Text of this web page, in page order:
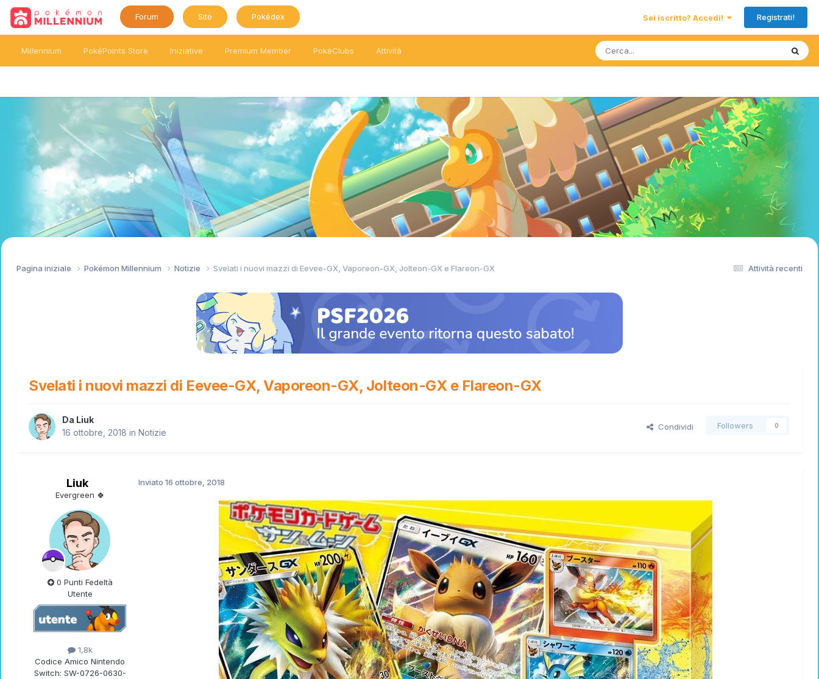
Forum Sito Pokédex Sei iscritto? Accedi! Registrati!
Millennium PokéPoints Store Iniziative Premium Member PokéClubs Attività
Attività recenti
Pagina iniziale Pokémon Millennium Notizie Svelati i nuovi mazzi di Eevee-GX, Vaporeon-GX, Jolteon-GX e Flareon-GX
Svelati i nuovi mazzi di Eevee-GX, Vaporeon-GX, Jolteon-GX e Flareon-GX
Da Liuk
16 ottobre, 2018 in Notizie
Condividi Followers 0
Liuk
Evergreen 🍀
0 Punti Fedeltà
Utente
1,8k
Codice Amico Nintendo
Switch: SW-0726-0630-
Inviato 16 ottobre, 2018